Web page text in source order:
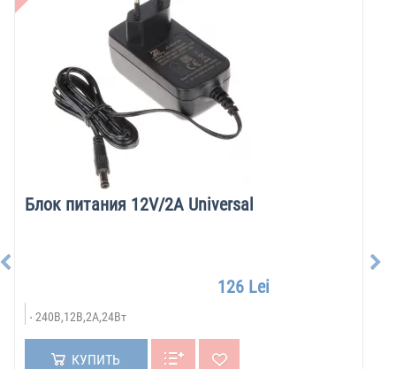
Блок питания 12V/2A Universal
126 Lei
240В,12В,2А,24Вт
КУПИТЬ